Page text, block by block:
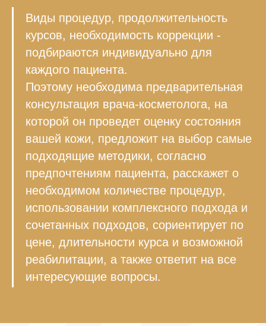
Виды процедур, продолжительность
курсов, необходимость коррекции -
подбираются индивидуально для
каждого пациента.
Поэтому необходима предварительная
консультация врача-косметолога, на
которой он проведет оценку состояния
вашей кожи, предложит на выбор самые
подходящие методики, согласно
предпочтениям пациента, расскажет о
необходимом количестве процедур,
использовании комплексного подхода и
сочетанных подходов, сориентирует по
цене, длительности курса и возможной
реабилитации, а также ответит на все
интересующие вопросы.